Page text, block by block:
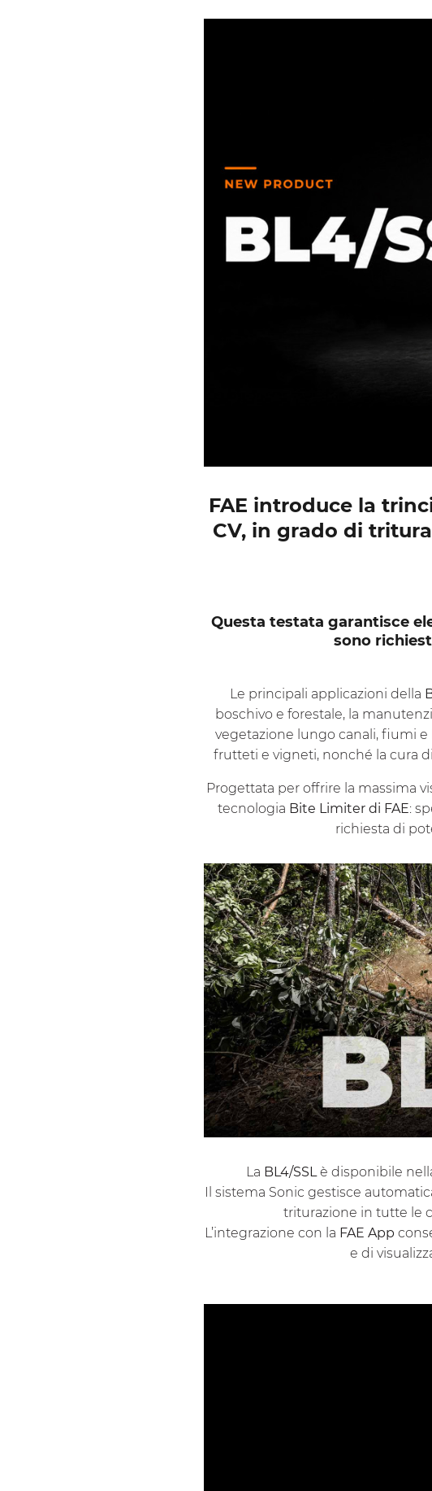
FAE introduce la
CV, in grado di
Questa testata garantisce
sono
Le principali applicazioni della
boschivo e forestale, la
vegetazione lungo canali, fiumi
frutteti e vigneti, nonché la cura
Progettata per offrire la massima
tecnologia Bite Limiter di FAE:
richiesta di
La BL4/SSLè disponibile
Il sistema Sonic gestisce
triturazione in tutte le
L’integrazione con la FAE App
e di